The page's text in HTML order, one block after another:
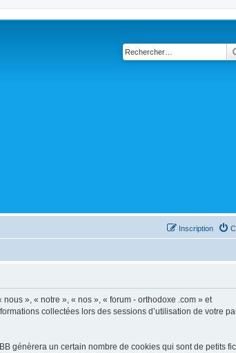
Inscription
», « notre », « nos », « forum - orthodoxe .com » et
collectées lors des sessions d’utilisation de votre
génèrera un certain nombre de cookies qui sont de petits